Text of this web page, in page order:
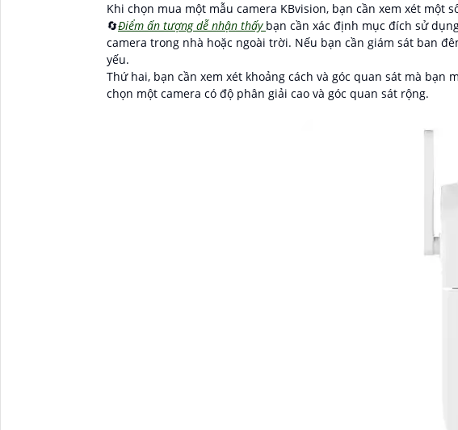
Khi chọn mua một mẫu camera KBvision, bạn cần xem xét một
🔄Điểm ấn tượng dễ nhận thấy bạn cần xác định mục đích sử
camera trong nhà hoặc ngoài trời. Nếu bạn cần giám sát ban
yếu.
Thứ hai, bạn cần xem xét khoảng cách và góc quan sát mà
chọn một camera có độ phân giải cao và góc quan sát rộng.